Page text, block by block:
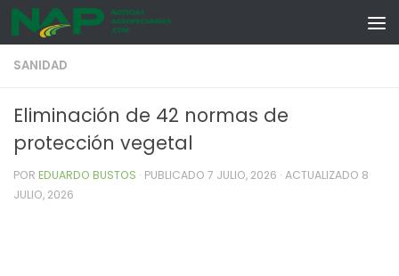
Skip to content
SANIDAD
Eliminación de 42 normas de
protección vegetal
POR EDUARDO BUSTOS · PUBLICADO 7 JULIO, 2026 · ACTUALIZADO 8
JULIO, 2026